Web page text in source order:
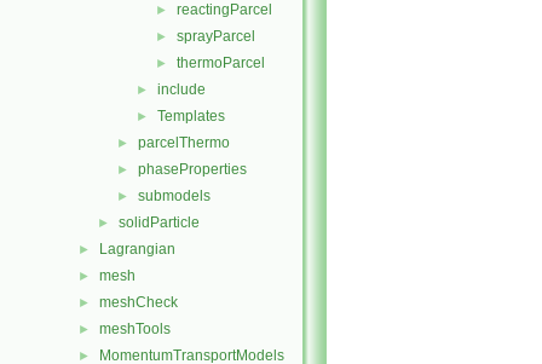
► reactingParcel
► sprayParcel
► thermoParcel
► include
► Templates
► parcelThermo
► phaseProperties
► submodels
► solidParticle
► Lagrangian
► mesh
► meshCheck
► meshTools
► MomentumTransportModels